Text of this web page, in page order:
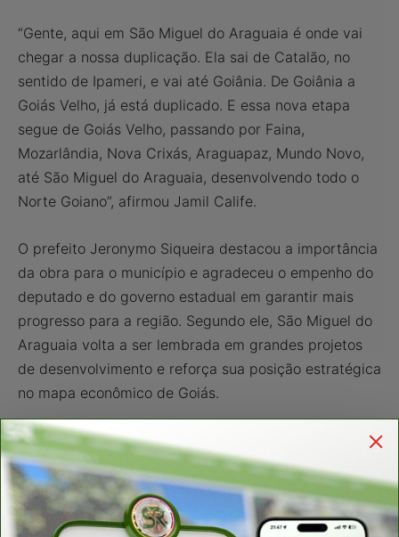
“Gente, aqui em São Miguel do Araguaia é onde vai
chegar a nossa duplicação. Ela sai de Catalão, no
sentido de Ipameri, e vai até Goiânia. De Goiânia a
Goiás Velho, já está duplicado. E essa nova etapa
segue de Goiás Velho, passando por Faina,
Mozarlândia, Nova Crixás, Araguapaz, Mundo Novo,
até São Miguel do Araguaia, desenvolvendo todo o
Norte Goiano”, afirmou Jamil Calife.
O prefeito Jeronymo Siqueira destacou a importância
da obra para o município e agradeceu o empenho do
deputado e do governo estadual em garantir mais
progresso para a região. Segundo ele, São Miguel do
Araguaia volta a ser lembrada em grandes projetos
de desenvolvimento e reforça sua posição estratégica
no mapa econômico de Goiás.
Reconhecido como um dos maiores defensores da
infraestrutura goiana, Jamil Calife tem atuado em
parceria com o governador Ronaldo Caiado e o vice-
governador Daniel Vilela na defesa de obras